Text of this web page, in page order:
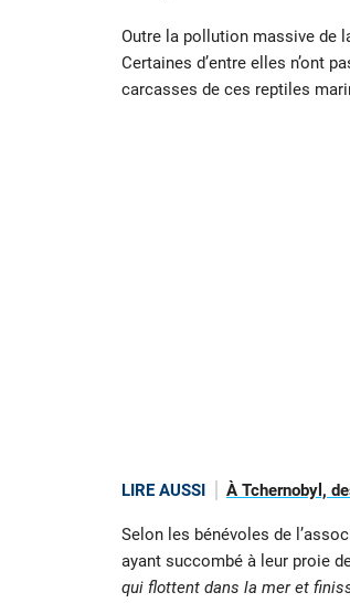
Outre la pollution massive de
Certaines d’entre elles n’ont
carcasses de ces reptiles
LIRE AUSSI À Tchernobyl,
Selon les bénévoles de
ayant succombé à leur proie
qui flottent dans la mer et